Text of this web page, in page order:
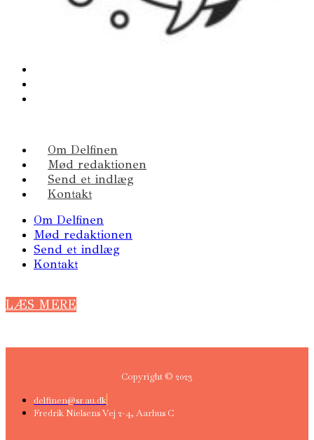
Om Delfinen
Mød redaktionen
Send et indlæg
Kontakt
Om Delfinen
Mød redaktionen
Send et indlæg
Kontakt
LÆS MERE
Copyright © 2023
delfinen@sr.au.dk
Fredrik Nielsens Vej 2-4, Aarhus C